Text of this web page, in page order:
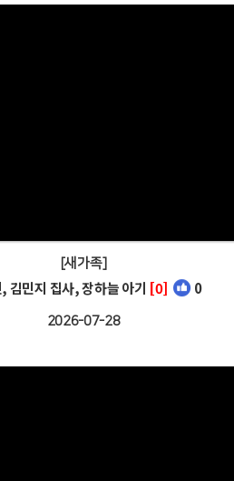
[새가족]
김민지 집사, 장하늘 아기 [0] 0
2026-07-28